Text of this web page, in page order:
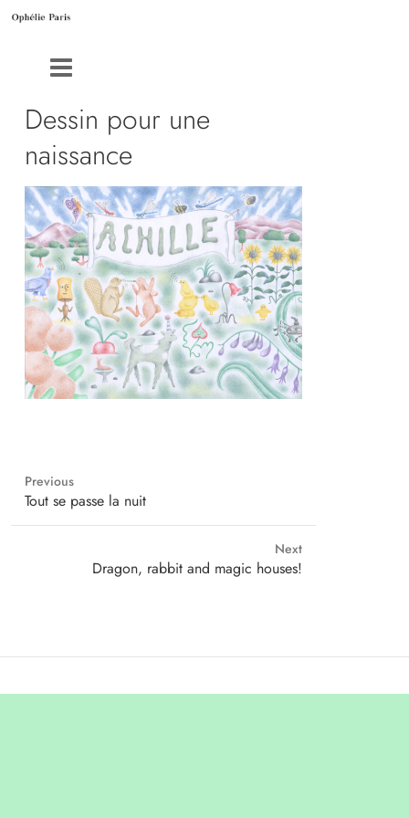
Dessin pour une
naissance
Previous
Previous
post:
Tout se passe la nuit
Next
Dragon, rabbit and magic houses!